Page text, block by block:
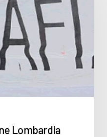
Lombardia